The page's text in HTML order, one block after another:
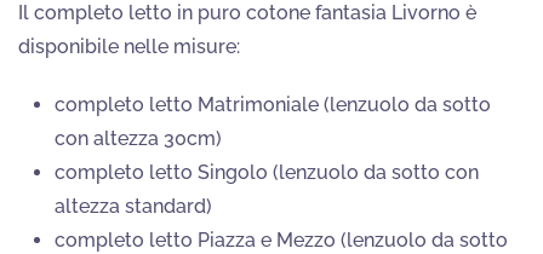
Il completo letto in puro cotone fantasia Livorno è
disponibile nelle misure:
completo letto Matrimoniale (lenzuolo da sotto
con altezza 30cm)
completo letto Singolo (lenzuolo da sotto con
altezza standard)
completo letto Piazza e Mezzo (lenzuolo da sotto